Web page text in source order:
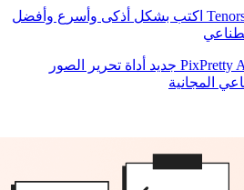
اكتب بشكل أذكى وأسرع وأفضل
PixPretty جديد أداة تحرير الصور
المجانية